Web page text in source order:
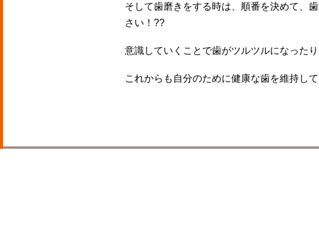
そして歯磨きをする時は、順番を決めて、
さい！??
意識していくことで歯がツルツルになった
これからも自分のために健康な歯を維持し